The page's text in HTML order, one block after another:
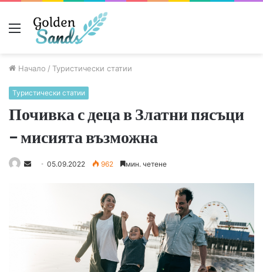
Меню
Начало / Туристически статии
Туристически статии
Почивка с деца в Златни пясъци
– мисията възможна
Send05.09.2022 962 мин. четене